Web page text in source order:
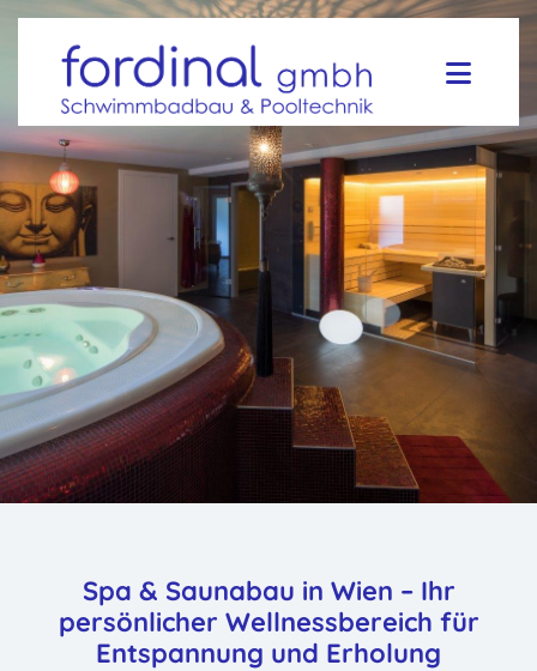
Spa & Saunabau in Wien – Ihr
persönlicher Wellnessbereich für
Entspannung und Erholung